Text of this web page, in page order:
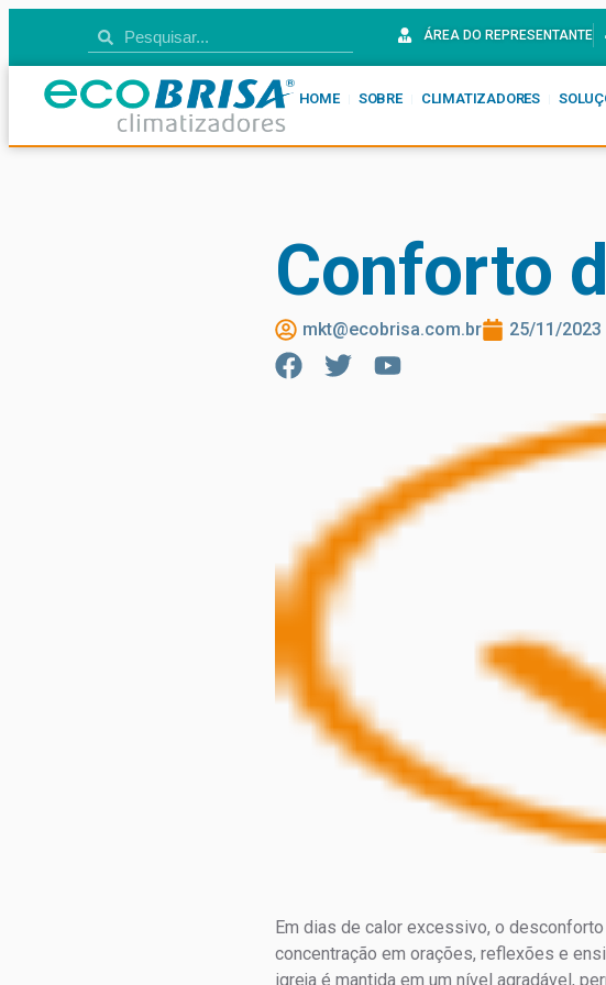
ÁREA DO REPRESENTANTE
HOME SOBRE CLIMATIZADORES
Conforto
mkt@ecobrisa.com.br 25/11/2023
Em dias de calor excessivo, o
concentração em orações, reflexões e
igreja é mantida em um nível agradável,